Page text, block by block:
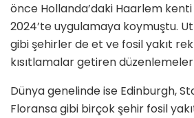
önce Hollanda’daki Haarlem
2024’te uygulamaya koymuştu.
gibi şehirler de et ve fosil yakıt
kısıtlamalar getiren düzenlemeler
Dünya genelinde ise Edinburgh,
Floransa gibi birçok şehir fosil